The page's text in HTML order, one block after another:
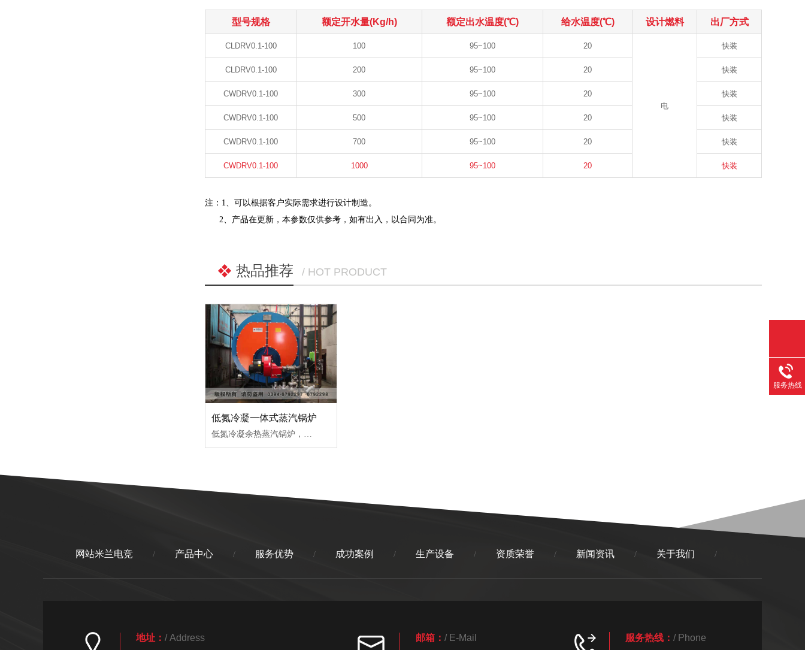
型号规格 额定开水量(Kg/h) 额定出水温度(℃) 给水温度(℃) 设计燃料 出厂方式
CLDRV0.1-100 100 95~100 20
电
快装
CLDRV0.1-100 200 95~100 20 快装
CWDRV0.1-100 300 95~100 20 快装
CWDRV0.1-100 500 95~100 20 快装
CWDRV0.1-100 700 95~100 20 快装
CWDRV0.1-100 1000 95~100 20 快装
注： 1、可以根据客户实际需求进行设计制造。
2、产品在更新，本参数仅供参考，如有出入，以合同为准。
热品推荐 / HOT PRODUCT
低氮冷凝一体式蒸汽锅炉
网站米兰电竞 / 产品中心 / 服务优势 / 成功案例 / 生产设备 / 资质荣誉 / 新闻资讯 / 关于我们 /
地址： / Address 邮箱： / E-Mail 服务热线： / Phone
服务热线